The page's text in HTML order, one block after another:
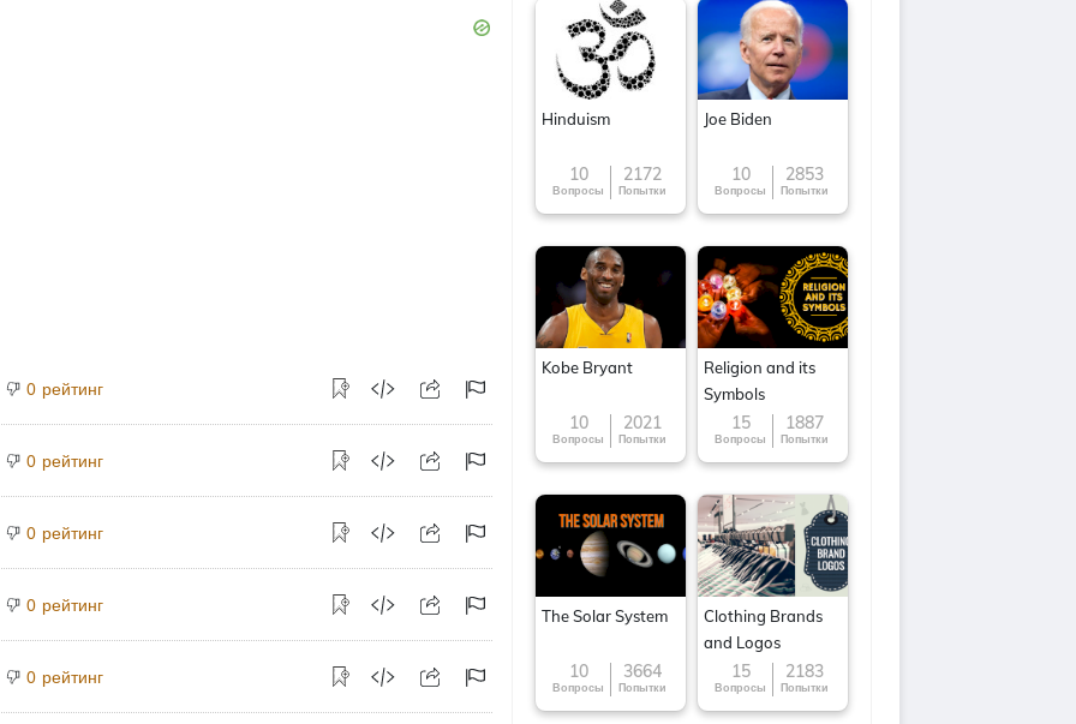
0 рейтинг
0 рейтинг
0 рейтинг
0 рейтинг
0 рейтинг
Hinduism
10
Вопросы
2172
Попытки
Joe Biden
10
Вопросы
2853
Попытки
Kobe Bryant
10
Вопросы
2021
Попытки
Religion and its
Symbols
15
Вопросы
1887
Попытки
The Solar System
10
Вопросы
3664
Попытки
Clothing Brands
and Logos
15
Вопросы
2183
Попытки